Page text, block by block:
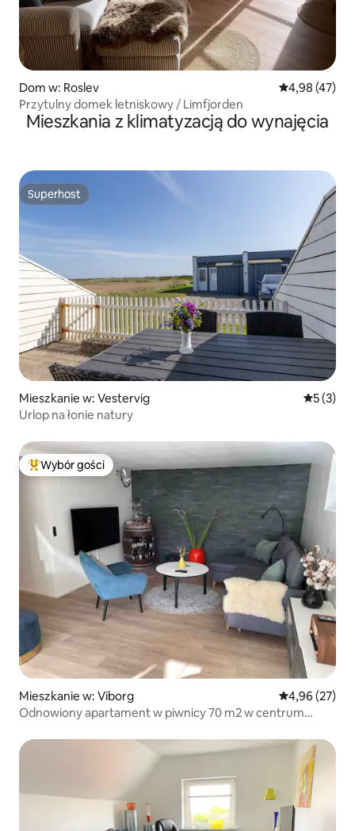
Dom w: Roslev Średnia
4,98 (47)
Przytulny domek letniskowy / Limfjorden
Mieszkania z klimatyzacją do wynajęcia
Superhost
Superhost
Mieszkanie w: Vestervig Średnia
5 (3)
Urlop na łonie natury
Najpopularniejsze z kategorii Wybór gości
Wybór gości
Mieszkanie w: Viborg Średnia
4,96 (27)
Odnowiony apartament w piwnicy 70 m2 w centrum